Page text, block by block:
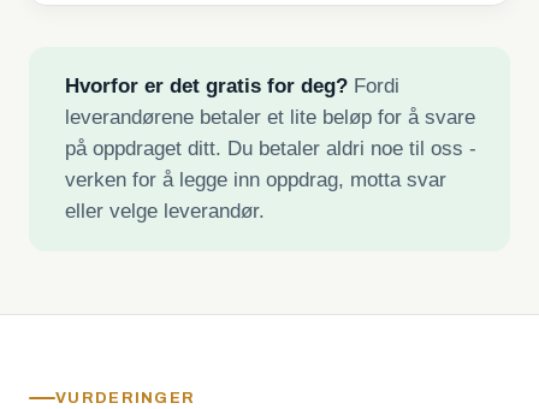
Hvorfor er det gratis for deg?Fordi
leverandørene betaler et lite beløp for å svare
på oppdraget ditt. Du betaler aldri noe til oss -
verken for å legge inn oppdrag, motta svar
eller velge leverandør.
VURDERINGER